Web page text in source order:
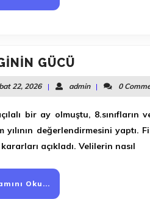
Oku...
GÜCÜ
GÜCÜ
22, 2026Şubat
22,
| adminadmin
| 0
bir ay olmuştu, 8.sınıfların
yılının değerlendirmesini
açıkladı. Velilerin nasıl
Oku...
Oku...